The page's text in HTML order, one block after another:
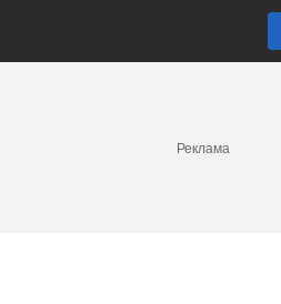
Реклама